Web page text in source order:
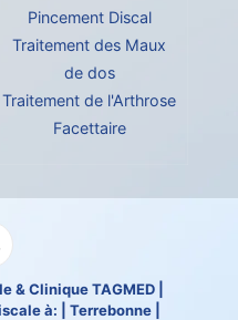
Pincement Discal
Traitement des Maux
de dos
Traitement de l'Arthrose
Facettaire
& Clinique TAGMED
à: | Terrebonne |